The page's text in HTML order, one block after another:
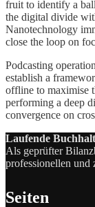
fruit to identify a
the digital divide
Nanotechnology
close the loop on
Podcasting
establish a
offline to maximise
performing a deep
convergence on
Laufende
Als geprüfter
professionellen und
Seiten